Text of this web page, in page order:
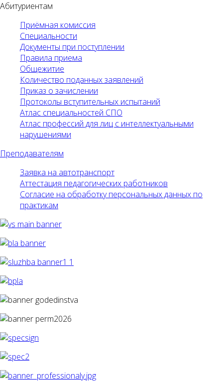
Абитуриентам
Приёмная комиссия
Специальности
Документы при поступлении
Правила приема
Общежитие
Количество поданных заявлений
Приказ о зачислении
Протоколы вступительных испытаний
Атлас специальностей СПО
Атлас профессий для лиц с интеллектуальными
нарушениями
Преподавателям
Заявка на автотранспорт
Аттестация педагогических работников
Согласие на обработку персональных данных по
практикам